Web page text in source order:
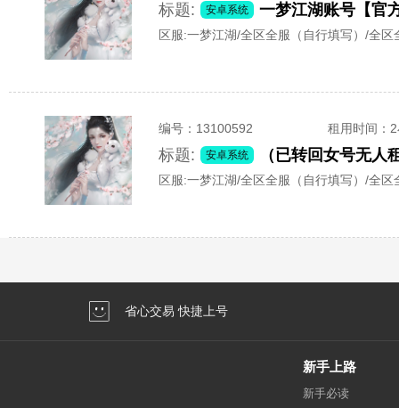
标题: 安卓系统
区服:一梦江湖/全区全服（自行填写）/全区
编号： 13100592 租用时间 ：
标题: 安卓系统
区服:一梦江湖/全区全服（自行填写）/全区
省心交易 快捷上号
新手上路
新手必读